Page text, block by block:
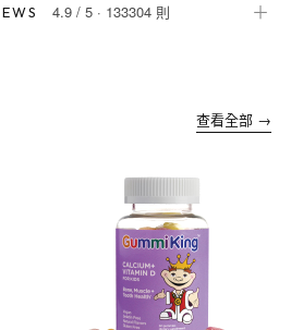
4.9 /5 · 133304 則 ＋
查看全部 →